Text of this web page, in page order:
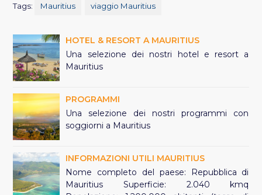
Tags: Mauritius viaggio Mauritius
HOTEL & RESORT A MAURITIUS
Una selezione dei nostri hotel e resort a
Mauritius
PROGRAMMI
Una selezione dei nostri programmi con
soggiorni a Mauritius
INFORMAZIONI UTILI MAURITIUS
Nome completo del paese: Repubblica di
Mauritius Superficie: 2.040 kmq